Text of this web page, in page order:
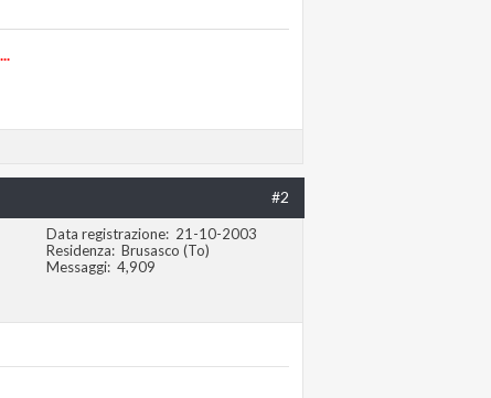
#2
Data registrazione
21-10-2003
Residenza
Brusasco (To)
Messaggi 4,909